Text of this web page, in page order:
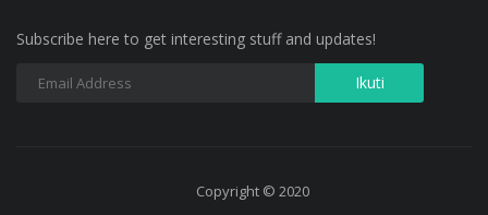
Subscribe here to get interesting stuff and updates!
Copyright © 2020